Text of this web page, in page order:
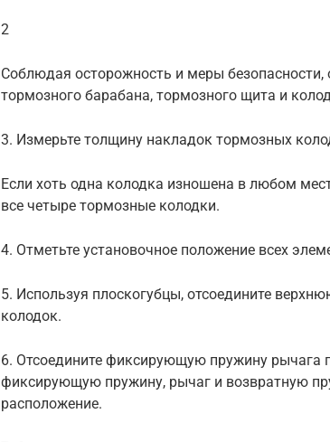
2
Соблюдая осторожность и меры
тормозного барабана, тормозного щита и
3. Измерьте толщину накладок тормозных
Если хоть одна колодка изношена в любом
все четыре тормозные колодки.
4. Отметьте установочное положение всех
5. Используя плоскогубцы, отсоедините
колодок.
6. Отсоедините фиксирующую пружину рычага
фиксирующую пружину, рычаг и возвратную
расположение.